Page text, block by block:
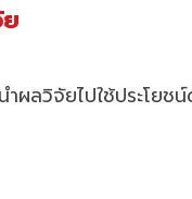
ผลวิจัยไปใช้ประโยช